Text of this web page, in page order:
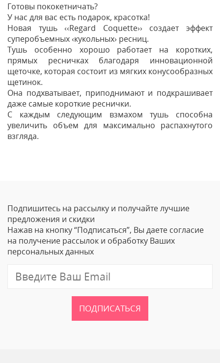
Готовы пококетничать?
У нас для вас есть подарок, красотка!
Новая тушь ‹‹Regard Coquette›› создает эффект
суперобъемных ‹кукольных› ресниц.
Тушь особенно хорошо работает на коротких,
прямых ресничках благодаря инновационной
щеточке, которая состоит из мягких конусообразных
щетинок.
Она подхватывает, приподнимают и подкрашивает
даже самые короткие реснички.
С каждым следующим взмахом тушь способна
увеличить объем для максимально распахнутого
взгляда.
Ваше Имя
Email
Подпишитесь на рассылку и получайте лучшие
предложения и скидки
Нажав на кнопку “Подписаться”, Вы даете согласие
на получение рассылок и обработку Ваших
персональных данных
ПОДПИСАТЬСЯ